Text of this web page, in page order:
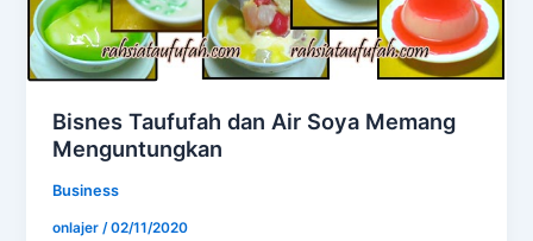
Bisnes Taufufah dan Air Soya Memang
Menguntungkan
Business
onlajer /02/11/2020